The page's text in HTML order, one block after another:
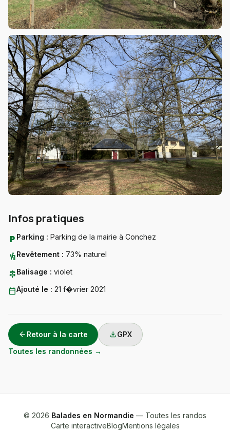
Infos pratiques
local_parking Parking : Parking de la mairie à Conchez
hikingRevêtement : 73% naturel
signpostBalisage : violet
calendar_todayAjouté le : 21 f�vrier 2021
arrow_back Retour à la carte downloadGPX
Toutes les randonnées →
© 2026 Balades en Normandie — Toutes les randos
Carte interactiveBlogMentions légales